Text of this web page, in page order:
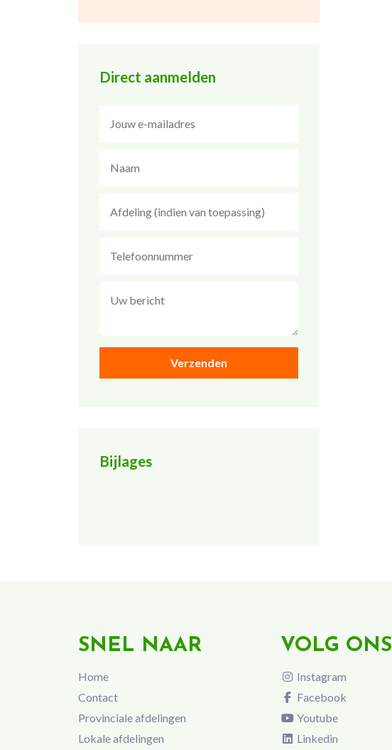
Direct aanmelden
Bijlages
SNEL NAAR
Home
Contact
Provinciale afdelingen
Lokale afdelingen
VOLG ONS
Instagram
Facebook
Youtube
Linkedin